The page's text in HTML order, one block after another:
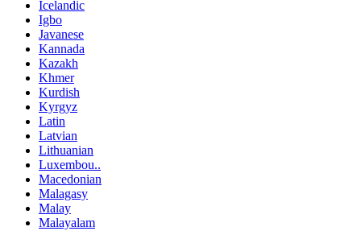
Icelandic
Igbo
Javanese
Kannada
Kazakh
Khmer
Kurdish
Kyrgyz
Latin
Latvian
Lithuanian
Luxembou..
Macedonian
Malagasy
Malay
Malayalam